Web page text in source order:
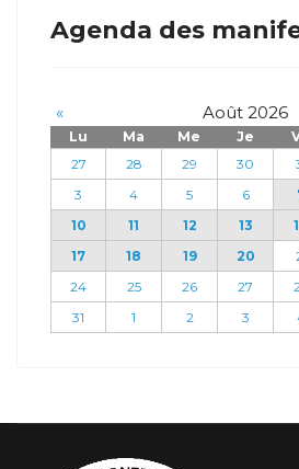
Agenda des
« Août 2026
Lu Ma Me Je
27
28 29 30
3
4 5 6
10
11 12 13
17
18 19 20
24
25 26 27
31
1 2 3